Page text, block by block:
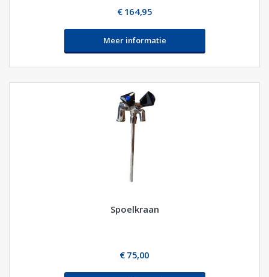
€ 164,95
Meer informatie
Spoelkraan
€ 75,00